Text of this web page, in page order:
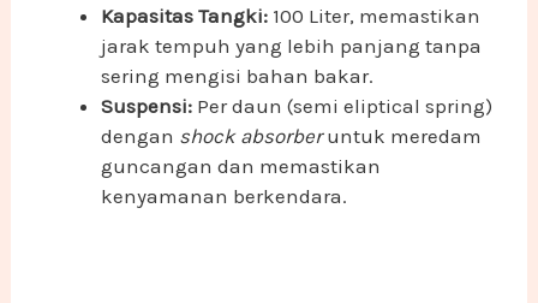
Kapasitas Tangki: 100 Liter, memastikan
jarak tempuh yang lebih panjang tanpa
sering mengisi bahan bakar.
Suspensi: Per daun (semi eliptical spring)
dengan shock absorberuntuk meredam
guncangan dan memastikan
kenyamanan berkendara.